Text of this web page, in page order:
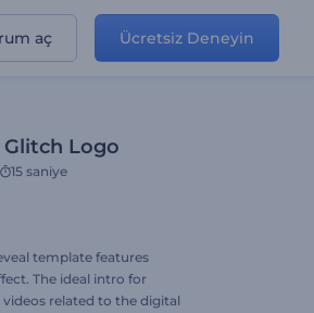
aç Ücretsiz Deneyin
Logo
15 saniye
template features
The ideal intro for
related to the digital